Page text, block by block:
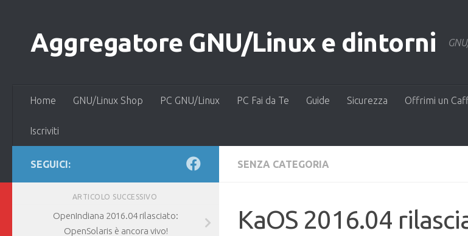
Aggregatore GNU/Linux e dintorni
Home GNU/Linux Shop PC GNU/Linux PC Fai da Te Guide Sicurezza Offrimi un
Iscriviti
SENZA CATEGORIA
KaOS 2016.04
SEGUICI:
ARTICOLO SUCCESSIVO
OpenIndiana 2016.04 rilasciato:
OpenSolaris è ancora vivo!